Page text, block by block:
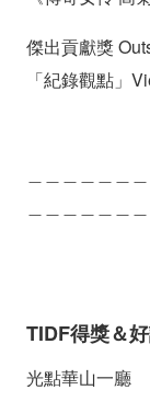
傑出貢獻獎
「紀錄觀點」
TIDF得獎＆
光點華山一廳